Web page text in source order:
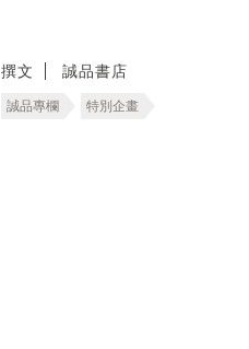
撰文 誠品書店
誠品專欄 特別企畫